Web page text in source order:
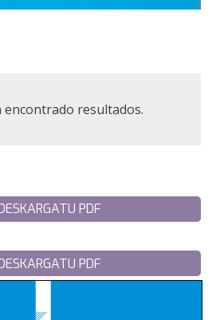
encontrado resultados.
PDF
PDF